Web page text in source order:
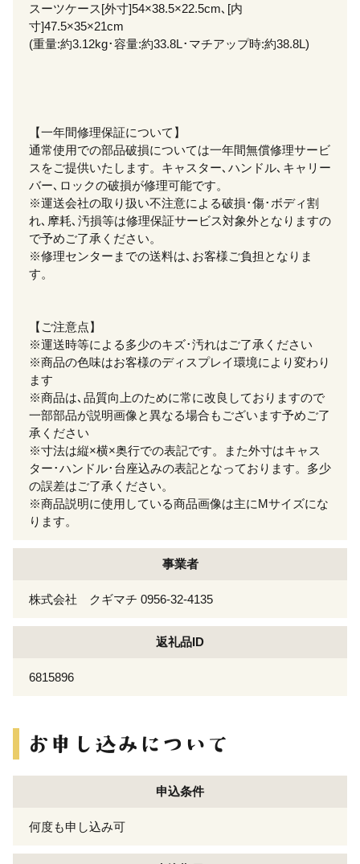
スーツケース[外寸]54×38.5×22.5cm､[内
寸]47.5×35×21cm
(重量:約3.12kg･容量:約33.8L･マチアップ時:約38.8L)
【一年間修理保証について】
通常使用での部品破損については一年間無償修理サービ
スをご提供いたします。キャスター､ハンドル､キャリー
バー､ロックの破損が修理可能です。
※運送会社の取り扱い不注意による破損･傷･ボディ割
れ､摩耗､汚損等は修理保証サービス対象外となりますの
で予めご了承ください。
※修理センターまでの送料は､お客様ご負担となりま
す。
【ご注意点】
※運送時等による多少のキズ･汚れはご了承ください
※商品の色味はお客様のディスプレイ環境により変わり
ます
※商品は､品質向上のために常に改良しておりますので
一部部品が説明画像と異なる場合もございます予めご了
承ください
※寸法は縦×横×奥行での表記です。また外寸はキャス
ター･ハンドル･台座込みの表記となっております。多少
の誤差はご了承ください。
※商品説明に使用している商品画像は主にMサイズにな
ります。
事業者
株式会社 クギマチ 0956-32-4135
返礼品ID
6815896
申込条件
何度も申し込み可